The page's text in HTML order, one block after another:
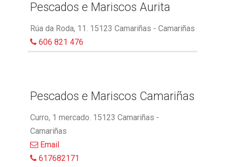
Pescados e Mariscos Aurita
Rúa da Roda, 11. 15123 Camariñas - Camariñas
606 821 476
Pescados e Mariscos Camariñas
Curro, 1 mercado. 15123 Camariñas -
Camariñas
Email
617682171